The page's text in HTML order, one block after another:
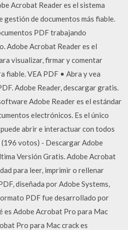
Acrobat Reader es el sistema
de documentos más fiable.
PDF trabajando
Adobe Acrobat Reader es el
visualizar, firmar y comentar
fiable. VEA PDF • Abra y vea
Adobe Reader, descargar gratis.
Adobe Reader es el estándar
electrónicos. Es el único
abrir e interactuar con todos
votos) - Descargar Adobe
Versión Gratis. Adobe Acrobat
para leer, imprimir o rellenar
diseñada por Adobe Systems,
PDF fue desarrollado por
es Adobe Acrobat Pro para Mac
Pro para Mac crack es